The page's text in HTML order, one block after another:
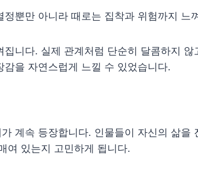
뿐만 아니라 때로는 집착과 위험까지 느
니다. 실제 관계처럼 단순히 달콤하지 않
을 자연스럽게 느낄 수 있었습니다.
계속 등장합니다. 인물들이 자신의 삶을
여 있는지 고민하게 됩니다.